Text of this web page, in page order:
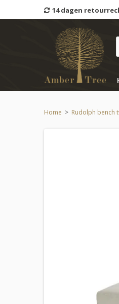
14 dagen
Home > Rudolph bench